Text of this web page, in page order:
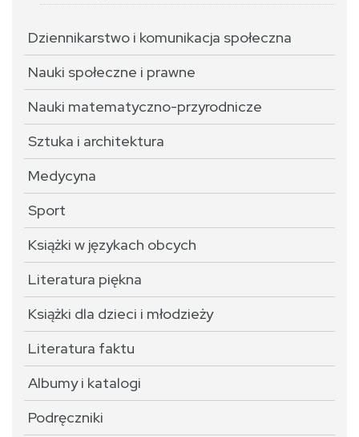
Dziennikarstwo i komunikacja społeczna
Nauki społeczne i prawne
Nauki matematyczno-przyrodnicze
Sztuka i architektura
Medycyna
Sport
Książki w językach obcych
Literatura piękna
Książki dla dzieci i młodzieży
Literatura faktu
Albumy i katalogi
Podręczniki